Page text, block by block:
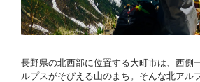
長野県の北西部に位置する大町市は、西側
ルプスがそびえる山のまち。そんな北アル